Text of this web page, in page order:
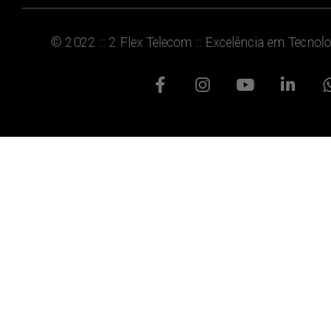
© 2022 :: 2 Flex Telecom :: Excelência em